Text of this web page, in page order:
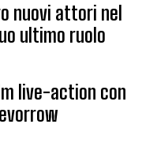
nuovi attori nel
ultimo ruolo
live-action con